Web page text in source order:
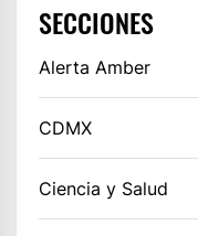
SECCIONES
Alerta Amber
CDMX
Ciencia y Salud